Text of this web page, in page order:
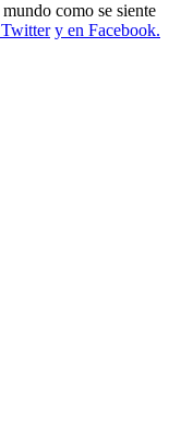
como se siente
y en Facebook.